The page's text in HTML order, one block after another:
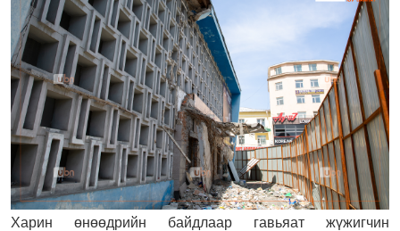
Харин өнөөдрийн байдлаар гавьяат жүжигчин